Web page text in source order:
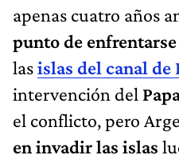
apenas cuatro años
punto de
lasislas del canal de
intervención del
el conflicto, pero
en invadir las islas